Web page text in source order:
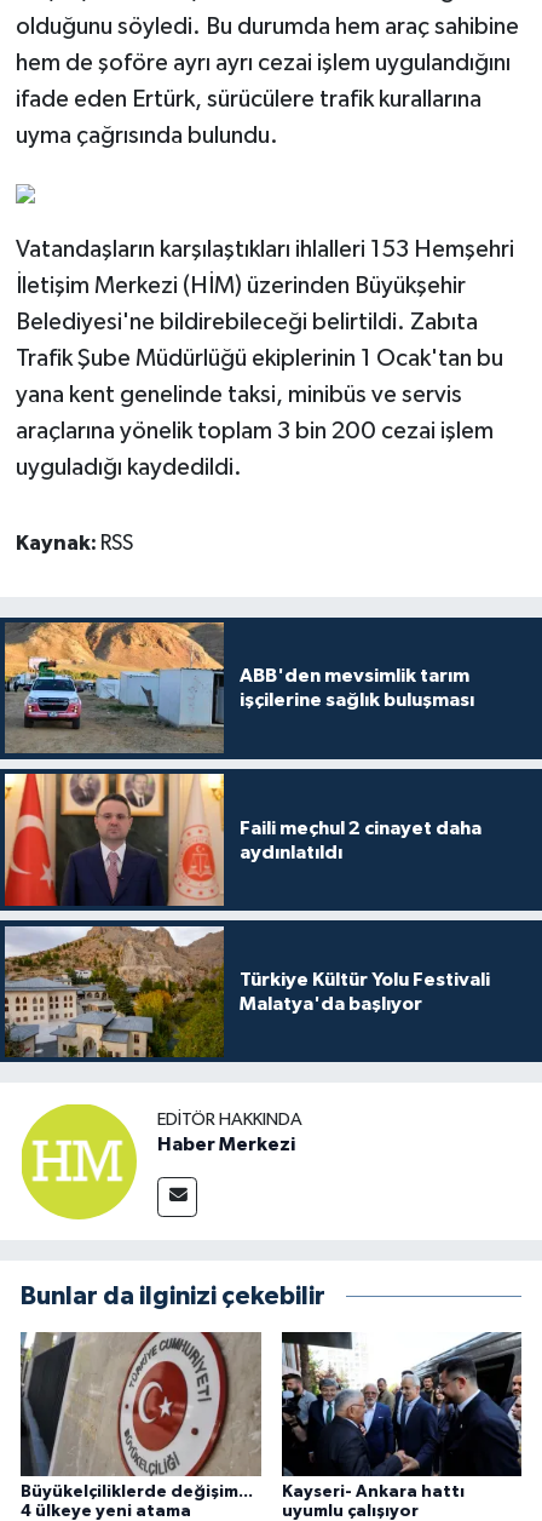
olduğunu söyledi. Bu durumda hem araç sahibine
hem de şoföre ayrı ayrı cezai işlem uygulandığını
ifade eden Ertürk, sürücülere trafik kurallarına
uyma çağrısında bulundu.
Vatandaşların karşılaştıkları ihlalleri 153 Hemşehri
İletişim Merkezi (HİM) üzerinden Büyükşehir
Belediyesi'ne bildirebileceği belirtildi. Zabıta
Trafik Şube Müdürlüğü ekiplerinin 1 Ocak'tan bu
yana kent genelinde taksi, minibüs ve servis
araçlarına yönelik toplam 3 bin 200 cezai işlem
uyguladığı kaydedildi.
Kaynak: RSS
ABB'den mevsimlik tarım
işçilerine sağlık buluşması
Faili meçhul 2 cinayet daha
aydınlatıldı
Türkiye Kültür Yolu Festivali
Malatya'da başlıyor
EDITÖR HAKKINDA
Haber Merkezi
Bunlar da ilginizi çekebilir
Büyükelçiliklerde değişim...
4 ülkeye yeni atama
Kayseri- Ankara hattı
uyumlu çalışıyor